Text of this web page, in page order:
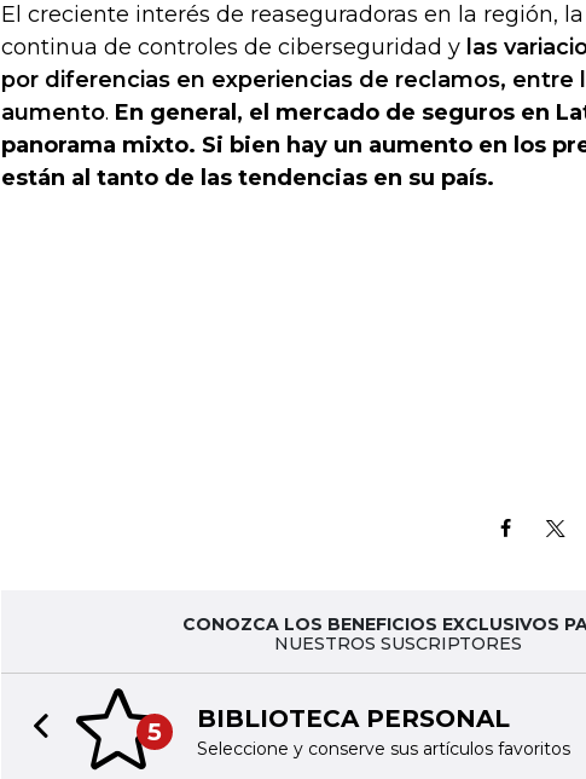
El creciente interés de reaseguradoras en la región,
continua de controles de ciberseguridad y las
por diferencias en experiencias de reclamos, entre
aumento. En general, el mercado de seguros en
panorama mixto. Si bien hay un aumento en los
están al tanto de las tendencias en su país.
CONOZCA LOS BENEFICIOS EXCLUSIVOS
NUESTROS SUSCRIPTORES
5 BIBLIOTECA PERSONAL
Seleccione y conserve sus artículos favoritos
Previous slide